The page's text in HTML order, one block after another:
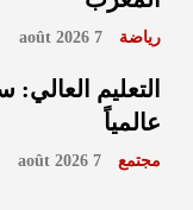
رياضة 7 août 2026
التعليم
عالمياً
مجتمع 7 août 2026